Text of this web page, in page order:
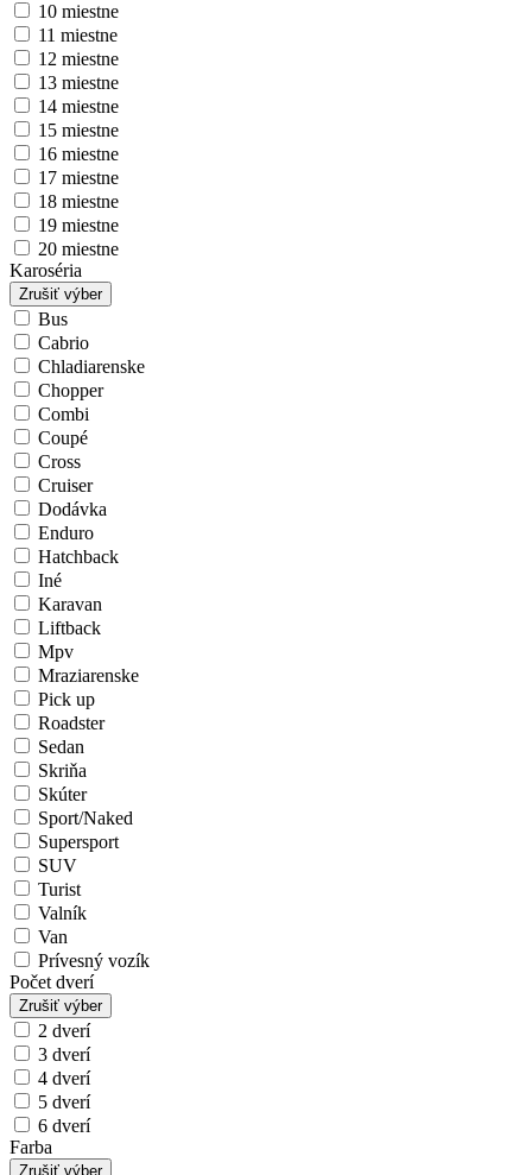
10 miestne
11 miestne
12 miestne
13 miestne
14 miestne
15 miestne
16 miestne
17 miestne
18 miestne
19 miestne
20 miestne
Karoséria
Zrušiť výber
Bus
Cabrio
Chladiarenske
Chopper
Combi
Coupé
Cross
Cruiser
Dodávka
Enduro
Hatchback
Iné
Karavan
Liftback
Mpv
Mraziarenske
Pick up
Roadster
Sedan
Skriňa
Skúter
Sport/Naked
Supersport
SUV
Turist
Valník
Van
Prívesný vozík
Počet dverí
Zrušiť výber
2 dverí
3 dverí
4 dverí
5 dverí
6 dverí
Farba
Zrušiť výber